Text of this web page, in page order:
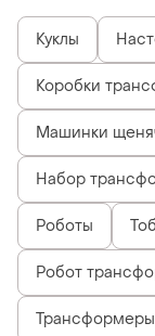
Куклы
Коробки
Машинки
Набор
Роботы
Робот